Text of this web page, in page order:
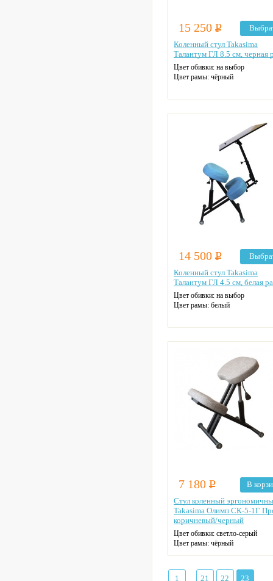
15 250 Р
Коленный стул Takasima
Талантум ГЛ 8.5 см, черная
Цвет обивки: на выбор
Цвет рамы: чёрный
14 500 Р
Коленный стул Takasima
Талантум ГЛ 4.5 см, белая
Цвет обивки: на выбор
Цвет рамы: белый
7 180 Р
В
Стул коленный
Takasima Олимп СК-5-1Г
коричневый/черный
Цвет обивки: светло-серый
Цвет рамы: чёрный
1 21 22 23